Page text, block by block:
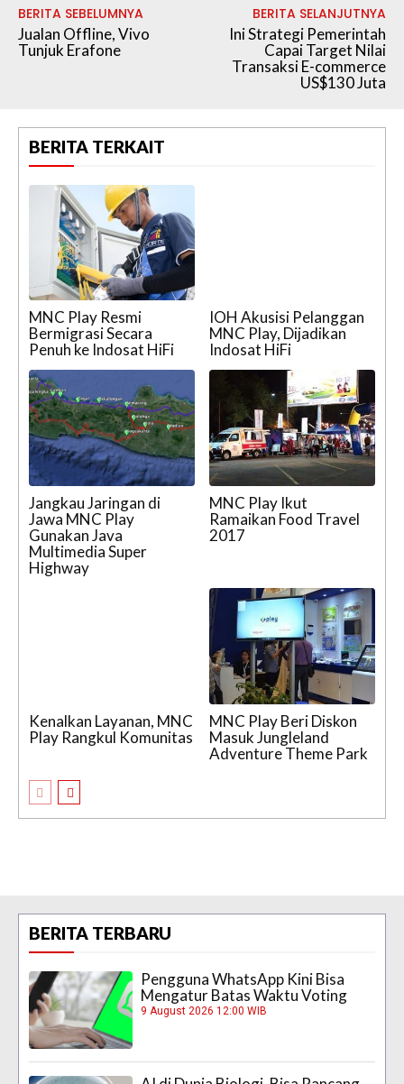
BERITA SEBELUMNYA
Jualan Offline, Vivo
Tunjuk Erafone
BERITA SELANJUTNYA
Ini Strategi Pemerintah
Capai Target Nilai
Transaksi E-commerce
US$130 Juta
BERITA TERKAIT
MNC Play Resmi
Bermigrasi Secara
Penuh ke Indosat HiFi
IOH Akusisi Pelanggan
MNC Play, Dijadikan
Indosat HiFi
Jangkau Jaringan di
Jawa MNC Play
Gunakan Java
Multimedia Super
Highway
MNC Play Ikut
Ramaikan Food Travel
2017
Kenalkan Layanan, MNC
Play Rangkul Komunitas
MNC Play Beri Diskon
Masuk Jungleland
Adventure Theme Park
BERITA TERBARU
Pengguna WhatsApp Kini Bisa
Mengatur Batas Waktu Voting
9 August 2026 12:00 WIB